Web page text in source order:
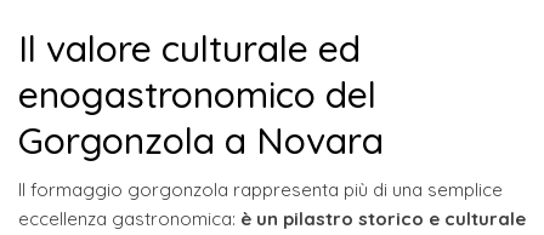
Il valore culturale ed
enogastronomico del
Gorgonzola a Novara
Il formaggio gorgonzola rappresenta più di una semplice
eccellenza gastronomica: è un pilastro storico e culturale